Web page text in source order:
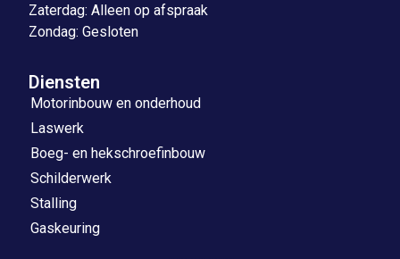
Zaterdag: Alleen op afspraak
Zondag: Gesloten
Diensten
Motorinbouw en onderhoud
Laswerk
Boeg- en hekschroefinbouw
Schilderwerk
Stalling
Gaskeuring